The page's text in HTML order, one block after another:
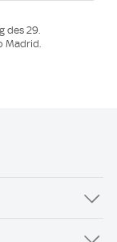
des 29.
Madrid.